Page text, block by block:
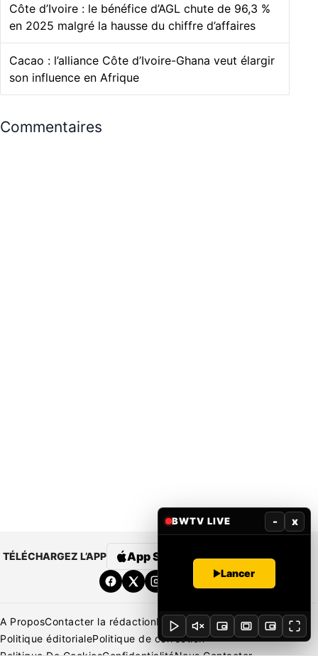
Côte d’Ivoire : le bénéfice d’AGL chute de 96,3 %
en 2025 malgré la hausse du chiffre d’affaires
Cacao : l’alliance Côte d’Ivoire-Ghana veut élargir
son influence en Afrique
Commentaires
TÉLÉCHARGEZ L’APP App Store Google Play
A ProposContacter la rédactionRédaction Mentions légales
Politique éditorialePolitique de correction
Politique De CookiesConfidentialitéNous Contacter
BWTV LIVE - x
Lancer